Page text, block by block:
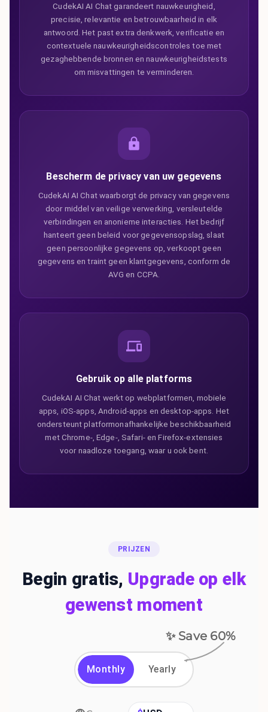
CudekAI AI Chat garandeert nauwkeurigheid,
precisie, relevantie en betrouwbaarheid in elk
antwoord. Het past extra denkwerk, verificatie en
contextuele nauwkeurigheidscontroles toe met
gezaghebbende bronnen en nauwkeurigheidstests
om misvattingen te verminderen.
Bescherm de privacy van uw gegevens
CudekAI AI Chat waarborgt de privacy van gegevens
door middel van veilige verwerking, versleutelde
verbindingen en anonieme interacties. Het bedrijf
hanteert geen beleid voor gegevensopslag, slaat
geen persoonlijke gegevens op, verkoopt geen
gegevens en traint geen klantgegevens, conform de
AVG en CCPA.
Gebruik op alle platforms
CudekAI AI Chat werkt op webplatformen, mobiele
apps, iOS-apps, Android-apps en desktop-apps. Het
ondersteunt platformonafhankelijke beschikbaarheid
met Chrome-, Edge-, Safari- en Firefox-extensies
voor naadloze toegang, waar u ook bent.
PRIJZEN
Begin gratis, Upgrade op elk
gewenst moment
✨ Save 60%
Monthly Yearly